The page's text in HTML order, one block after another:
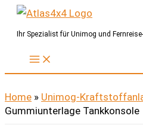
Zum
InhaltIhr Spezialist für Unimog und
Home » Unimog-
Gummiunterlage Tankkonsole